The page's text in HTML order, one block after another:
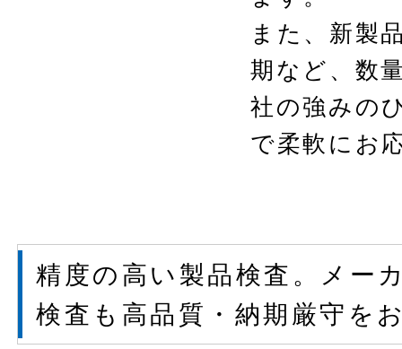
また、新製
期など、数
社の強みの
で柔軟にお
精度の高い製品検査。メー
検査も高品質・納期厳守を